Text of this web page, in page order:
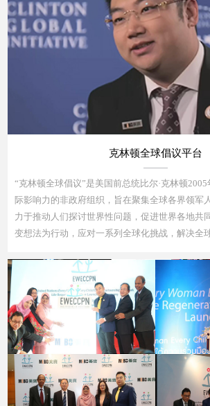
克林顿全球倡议平台
“克林顿全球倡议”是美国前总统比尔·克林顿
际影响力的非政府组织，旨在聚集全球各界领军
力于推动人们探讨世界性问题，促进世界各地共
变想法为行动，应对一系列全球化挑战，解决全